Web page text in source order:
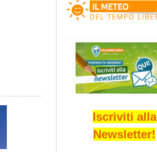
Iscriviti alla
Newsletter!